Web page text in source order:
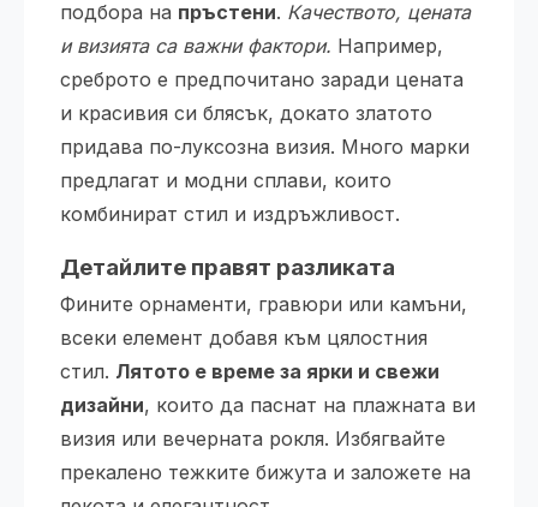
подбора на пръстени. Качеството, цената
и визията са важни фактори. Например,
среброто е предпочитано заради цената
и красивия си блясък, докато златото
придава по-луксозна визия. Много марки
предлагат и модни сплави, които
комбинират стил и издръжливост.
Детайлите правят разликата
Фините орнаменти, гравюри или камъни,
всеки елемент добавя към цялостния
стил. Лятото е време за ярки и свежи
дизайни, които да паснат на плажната ви
визия или вечерната рокля. Избягвайте
прекалено тежките бижута и заложете на